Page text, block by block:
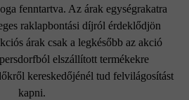
fenntartva. Az árak egységrakatra
raklapbontási díjról érdeklődjön
árak csak a legkésőbb az akció
elszállított termékekre
kereskedőjénél tud felvilágosítást
kapni.